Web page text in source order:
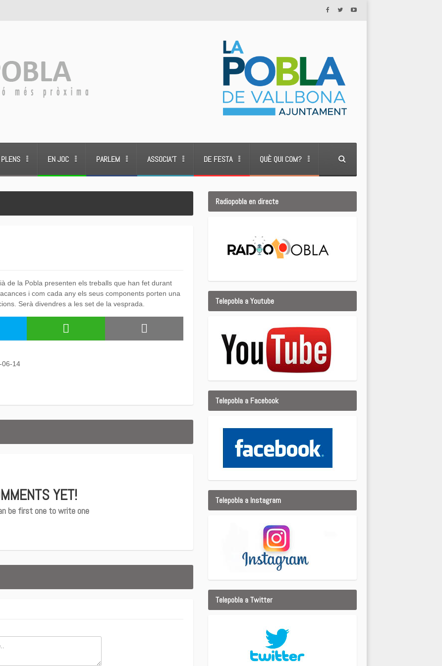
PLENS EN JOC PARLEM ASSOCIA’T DE FESTA QUÈ QUI COM?
de la Pobla presenten els treballs que han fet durant
i com cada any els seus components porten una
Serà divendres a les set de la vesprada.
06-14
YET!
be first one to write one
Radiopobla en directe
Telepobla a Youtube
Telepobla a Facebook
Telepobla a Instagram
Telepobla a Twitter